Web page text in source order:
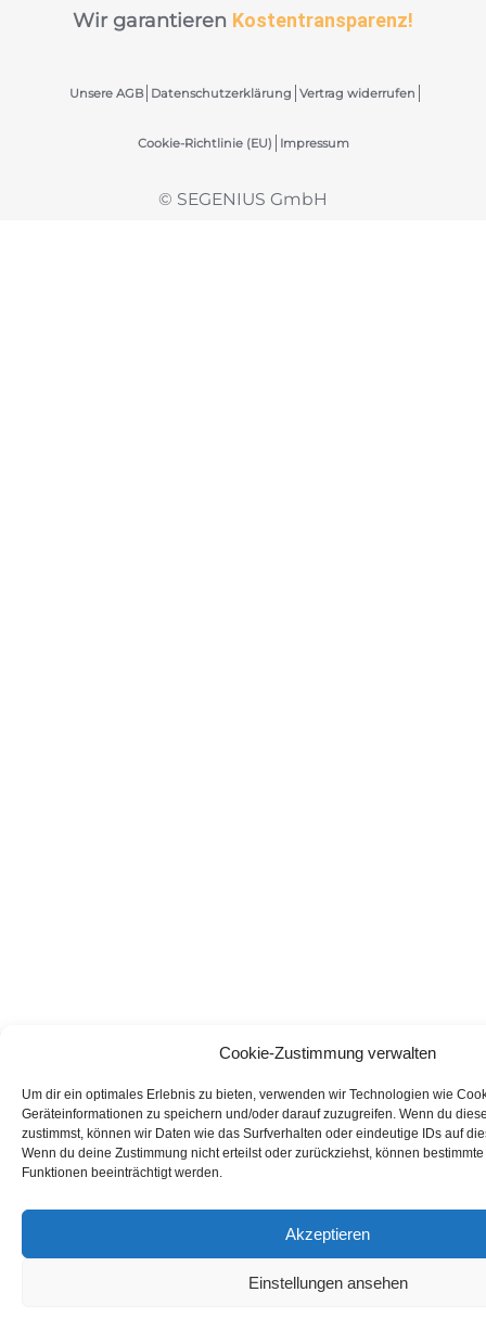
Cookie-Zustimmung verwalten
Um dir ein optimales Erlebnis zu bieten, verwenden wir Technologien wie
Geräteinformationen zu speichern und/oder darauf zuzugreifen. Wenn du
zustimmst, können wir Daten wie das Surfverhalten oder eindeutige IDs auf
Wenn du deine Zustimmung nicht erteilst oder zurückziehst, können
Funktionen beeinträchtigt werden.
Akzeptieren
Einstellungen ansehen
Wir garantieren Kostentransparenz!
Unsere AGB Datenschutzerklärung Vertrag widerrufen
Cookie-Richtlinie (EU) Impressum
© SEGENIUS GmbH